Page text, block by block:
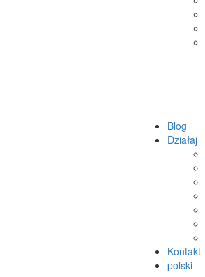
Blog
Działaj
Kontakt
polski